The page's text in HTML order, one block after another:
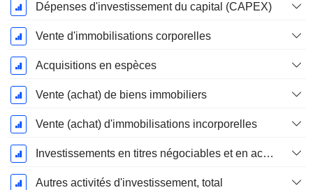
Dépenses d'investissement du capital (CAPEX)
Vente d'immobilisations corporelles
Acquisitions en espèces
Vente (achat) de biens immobiliers
Vente (achat) d'immobilisations incorporelles
Investissements en titres négociables et en actions, total
Autres activités d'investissement, total